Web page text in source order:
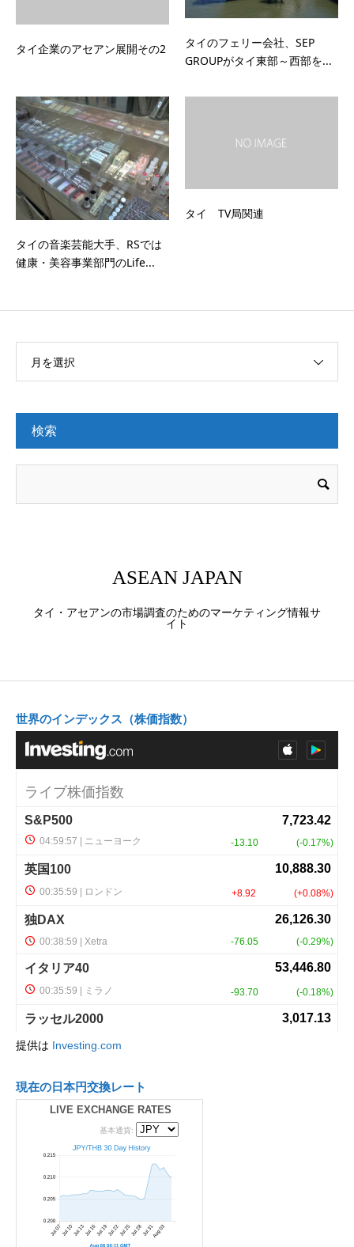
タイ企業のアセアン展開その2
タイのフェリー会社、SEP
GROUPがタイ東部～西部を...
タイの音楽芸能大手、RSでは
健康・美容事業部門のLife...
タイ TV局関連
月を選択
検索
ASEAN JAPAN
タイ・アセアンの市場調査のためのマーケティング情報サ
イト
世界のインデックス（株価指数）
提供は Investing.com
現在の日本円交換レート
LIVE EXCHANGE RATES